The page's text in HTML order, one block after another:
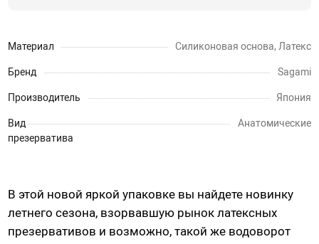
Анатомические страпоны
Вагины, мастурбаторы
Материал Силиконовая основа, Латекс
Бренд Sagami
Производитель Япония
Вид
презерватива
Анатомические
В этой новой яркой упаковке вы найдете новинку
летнего сезона, взорвавшую рынок латексных
презервативов и возможно, такой же водоворот